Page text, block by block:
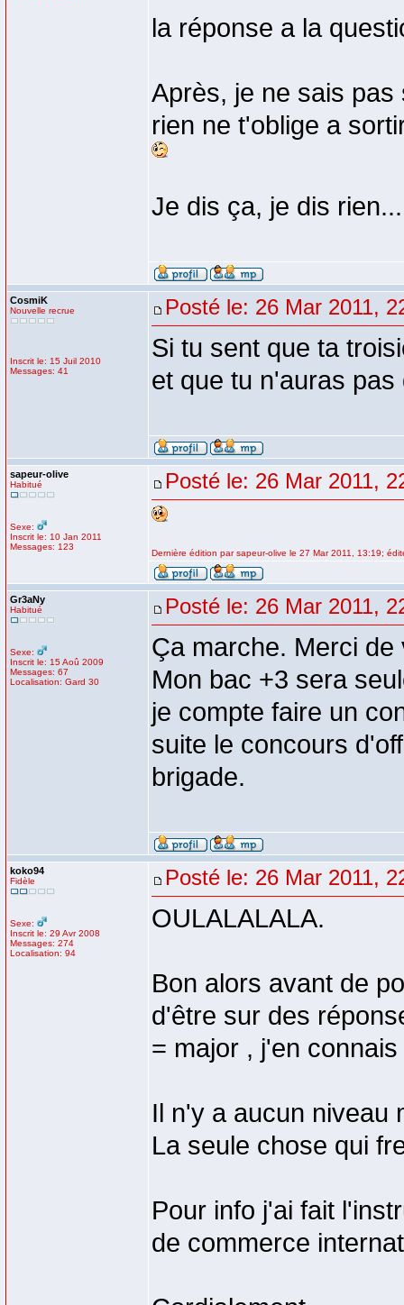
la réponse a la
Après, je ne sais
rien ne t'oblige a
Je dis ça, je dis
CosmiK
Nouvelle recrue
Inscrit le: 15 Juil 2010
Messages: 41
Posté le: 26 Mar 2011,
Si tu sent que ta
et que tu n'auras
sapeur-olive
Habitué
Sexe:
Inscrit le: 10 Jan 2011
Messages: 123
Posté le: 26 Mar 2011,
Dernière édition par sapeur-olive le 27 Mar 2011, 13:19;
Gr3aNy
Habitué
Sexe:
Inscrit le: 15 Aoû 2009
Messages: 67
Localisation: Gard 30
Posté le: 26 Mar 2011,
Ça marche. Merci
Mon bac +3 sera
je compte faire un
suite le concours
brigade.
koko94
Fidèle
Sexe:
Inscrit le: 29 Avr 2008
Messages: 274
Localisation: 94
Posté le: 26 Mar 2011,
OULALALALA.
Bon alors avant de
d'être sur des
= major , j'en
Il n'y a aucun niveau
La seule chose qui
Pour info j'ai fait
de commerce